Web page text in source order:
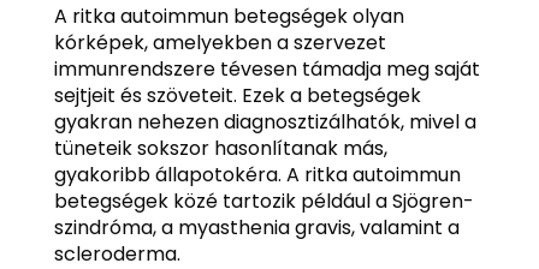
A ritka autoimmun betegségek olyan
kórképek, amelyekben a szervezet
immunrendszere tévesen támadja meg saját
sejtjeit és szöveteit. Ezek a betegségek
gyakran nehezen diagnosztizálhatók, mivel a
tüneteik sokszor hasonlítanak más,
gyakoribb állapotokéra. A ritka autoimmun
betegségek közé tartozik például a Sjögren-
szindróma, a myasthenia gravis, valamint a
scleroderma.